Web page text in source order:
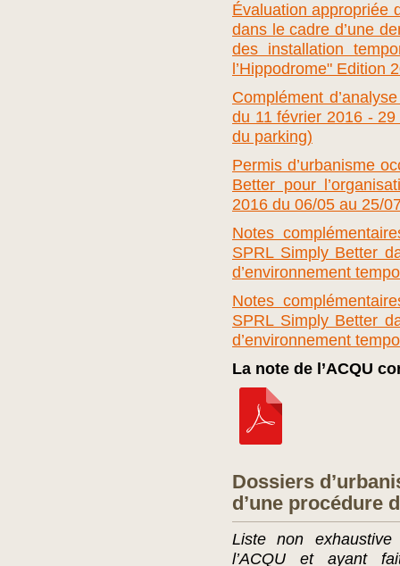
Évaluation appropriée
dans le cadre d’une
des installation
l’Hippodrome" Edition
Complément
du 11 février 2016 -
du parking)
Permis d’urbanisme
Better pour
2016 du 06/05 au 25/
Notes
SPRL Simply Better
d’environnement
Notes
SPRL Simply Better
d’environnement
La note de l’ACQU
Dossiers
d’une procédure
Liste non exhaustive
l’ACQU et ayant